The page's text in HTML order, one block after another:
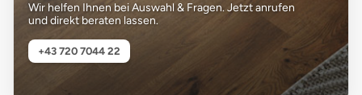
Wir helfen Ihnen bei Auswahl & Fragen. Jetzt anrufen
und direkt beraten lassen.
+43 720 7044 22